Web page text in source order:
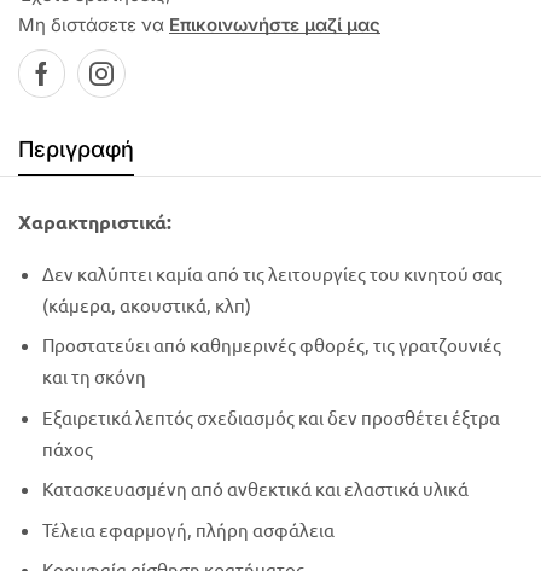
Μη διστάσετε να Επικοινωνήστε μαζί μας
Περιγραφή
Χαρακτηριστικά:
Δεν καλύπτει καμία από τις λειτουργίες του κινητού σας
(κάμερα, ακουστικά, κλπ)
Προστατεύει από καθημερινές φθορές, τις γρατζουνιές
και τη σκόνη
Εξαιρετικά λεπτός σχεδιασμός και δεν προσθέτει έξτρα
πάχος
Κατασκευασμένη από ανθεκτικά και ελαστικά υλικά
Τέλεια εφαρμογή, πλήρη ασφάλεια